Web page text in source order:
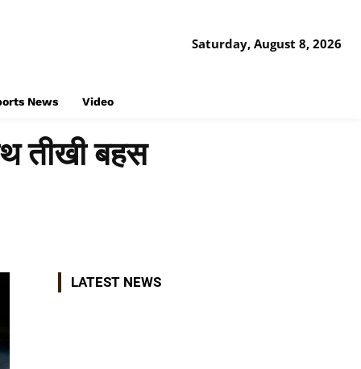
Saturday, August 8, 2026
News Video
तीखी बहस
LATEST NEWS